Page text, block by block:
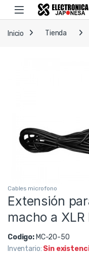
Skip to navigation
Skip to content
Open
Inicio Tienda
Cables microfono
Extensión
macho a
Codigo: MC-20-50
Inventario: Sin